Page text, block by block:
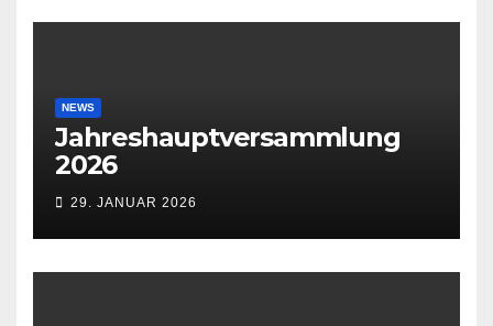
NEWS
Jahreshauptversammlung
2026
29. JANUAR 2026